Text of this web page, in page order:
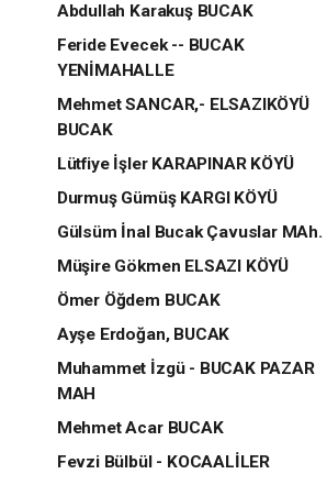
Abdullah Karakuş BUCAK
Feride Evecek -- BUCAK
YENİMAHALLE
Mehmet SANCAR,- ELSAZIKÖYÜ
BUCAK
Lütfiye İşler KARAPINAR KÖYÜ
Durmuş Gümüş KARGI KÖYÜ
Gülsüm İnal Bucak Çavuslar MAh.
Müşire Gökmen ELSAZI KÖYÜ
Ömer Öğdem BUCAK
Ayşe Erdoğan, BUCAK
Muhammet İzgü - BUCAK PAZAR
MAH
Mehmet Acar BUCAK
Fevzi Bülbül - KOCAALİLER